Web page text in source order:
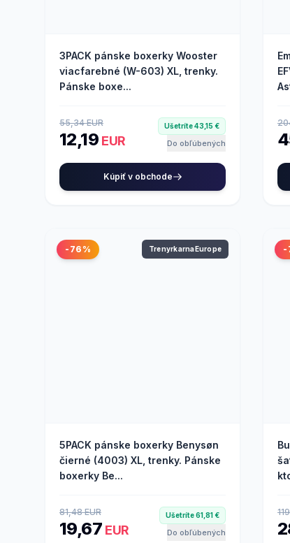
3PACK pánske boxerky Wooster
viacfarebné (W-603) XL, trenky.
Pánske boxe...
55,34 EUR
12,19 EUR
Ušetríte 43,15 €
Do obľúbených
Kúpiť v obchode
-76% TrenyrkarnaEurope
5PACK pánske boxerky Benysøn
čierné (4003) XL, trenky. Pánske
boxerky Be...
81,48 EUR
19,67 EUR
Ušetríte 61,81 €
Do obľúbených
-